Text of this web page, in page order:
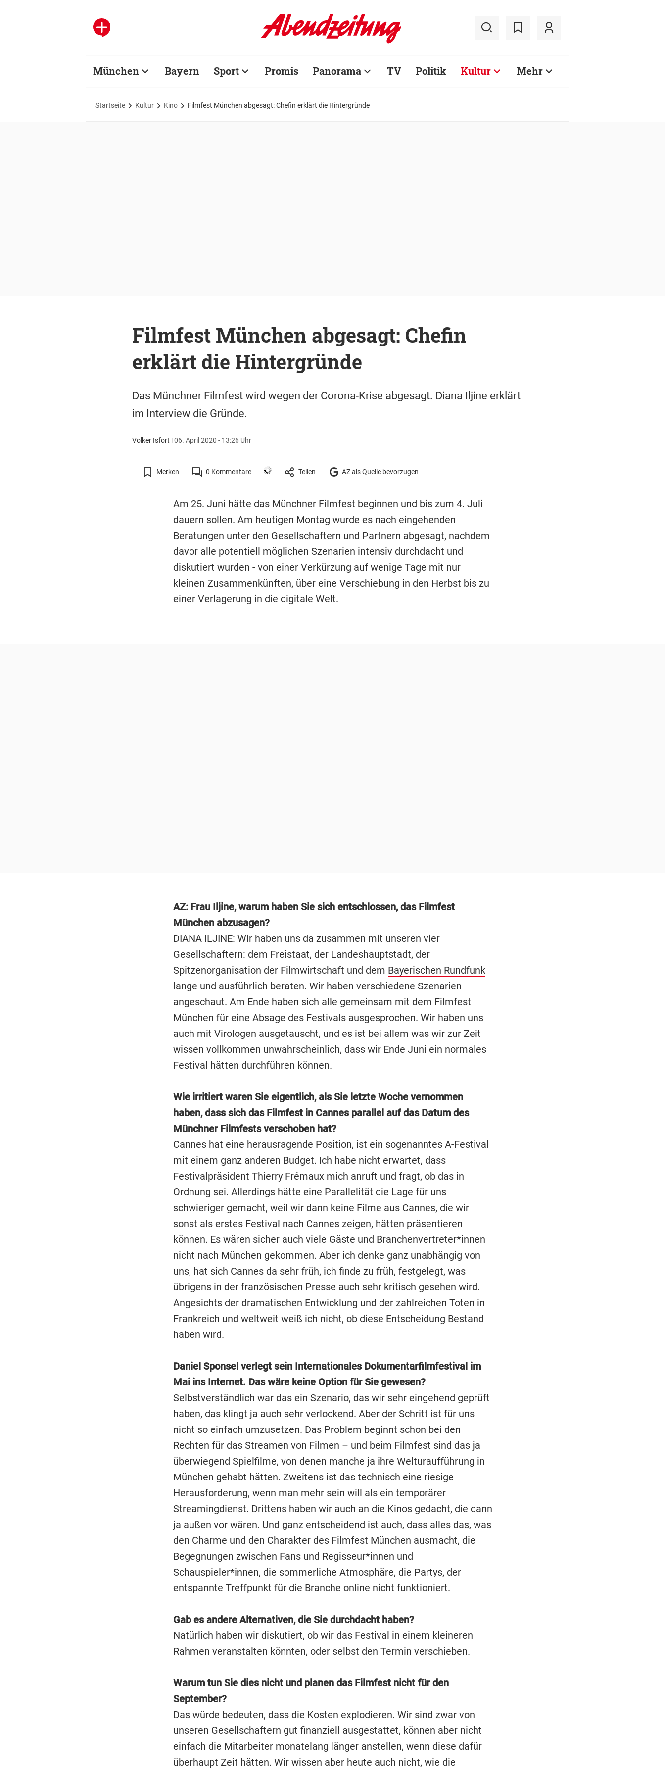
München Bayern Sport Promis Panorama TV Politik Kultur Mehr
Startseite Kultur Kino Filmfest München abgesagt: Chefin erklärt die Hintergründe
Filmfest München abgesagt: Chefin
erklärt die Hintergründe
Das Münchner Filmfest wird wegen der Corona-Krise abgesagt. Diana Iljine erklärt
im Interview die Gründe.
Volker Isfort |06. April 2020 - 13:26 Uhr
Merken 0 Kommentare Teilen AZ als Quelle bevorzugen
Am 25. Juni hätte das Münchner Filmfest beginnen und bis zum 4. Juli
dauern sollen. Am heutigen Montag wurde es nach eingehenden
Beratungen unter den Gesellschaftern und Partnern abgesagt, nachdem
davor alle potentiell möglichen Szenarien intensiv durchdacht und
diskutiert wurden - von einer Verkürzung auf wenige Tage mit nur
kleinen Zusammenkünften, über eine Verschiebung in den Herbst bis zu
einer Verlagerung in die digitale Welt.
AZ: Frau Iljine, warum haben Sie sich entschlossen, das Filmfest
München abzusagen?
DIANA ILJINE: Wir haben uns da zusammen mit unseren vier
Gesellschaftern: dem Freistaat, der Landeshauptstadt, der
Spitzenorganisation der Filmwirtschaft und dem Bayerischen Rundfunk
lange und ausführlich beraten. Wir haben verschiedene Szenarien
angeschaut. Am Ende haben sich alle gemeinsam mit dem Filmfest
München für eine Absage des Festivals ausgesprochen. Wir haben uns
auch mit Virologen ausgetauscht, und es ist bei allem was wir zur Zeit
wissen vollkommen unwahrscheinlich, dass wir Ende Juni ein normales
Festival hätten durchführen können.
Wie irritiert waren Sie eigentlich, als Sie letzte Woche vernommen
haben, dass sich das Filmfest in Cannes parallel auf das Datum des
Münchner Filmfests verschoben hat?
Cannes hat eine herausragende Position, ist ein sogenanntes A-Festival
mit einem ganz anderen Budget. Ich habe nicht erwartet, dass
Festivalpräsident Thierry Frémaux mich anruft und fragt, ob das in
Ordnung sei. Allerdings hätte eine Parallelität die Lage für uns
schwieriger gemacht, weil wir dann keine Filme aus Cannes, die wir
sonst als erstes Festival nach Cannes zeigen, hätten präsentieren
können. Es wären sicher auch viele Gäste und Branchenvertreter*innen
nicht nach München gekommen. Aber ich denke ganz unabhängig von
uns, hat sich Cannes da sehr früh, ich finde zu früh, festgelegt, was
übrigens in der französischen Presse auch sehr kritisch gesehen wird.
Angesichts der dramatischen Entwicklung und der zahlreichen Toten in
Frankreich und weltweit weiß ich nicht, ob diese Entscheidung Bestand
haben wird.
Daniel Sponsel verlegt sein Internationales Dokumentarfilmfestival im
Mai ins Internet. Das wäre keine Option für Sie gewesen?
Selbstverständlich war das ein Szenario, das wir sehr eingehend geprüft
haben, das klingt ja auch sehr verlockend. Aber der Schritt ist für uns
nicht so einfach umzusetzen. Das Problem beginnt schon bei den
Rechten für das Streamen von Filmen – und beim Filmfest sind das ja
überwiegend Spielfilme, von denen manche ja ihre Welturaufführung in
München gehabt hätten. Zweitens ist das technisch eine riesige
Herausforderung, wenn man mehr sein will als ein temporärer
Streamingdienst. Drittens haben wir auch an die Kinos gedacht, die dann
ja außen vor wären. Und ganz entscheidend ist auch, dass alles das, was
den Charme und den Charakter des Filmfest München ausmacht, die
Begegnungen zwischen Fans und Regisseur*innen und
Schauspieler*innen, die sommerliche Atmosphäre, die Partys, der
entspannte Treffpunkt für die Branche online nicht funktioniert.
Gab es andere Alternativen, die Sie durchdacht haben?
Natürlich haben wir diskutiert, ob wir das Festival in einem kleineren
Rahmen veranstalten könnten, oder selbst den Termin verschieben.
Warum tun Sie dies nicht und planen das Filmfest nicht für den
September?
Das würde bedeuten, dass die Kosten explodieren. Wir sind zwar von
unseren Gesellschaftern gut finanziell ausgestattet, können aber nicht
einfach die Mitarbeiter monatelang länger anstellen, wenn diese dafür
überhaupt Zeit hätten. Wir wissen aber heute auch nicht, wie die